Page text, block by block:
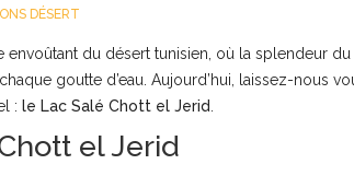
DÉSERT
envoûtant du désert tunisien, où la splendeur
goutte d’eau. Aujourd’hui, laissez-nous
: le Lac Salé Chott el Jerid
el Jerid